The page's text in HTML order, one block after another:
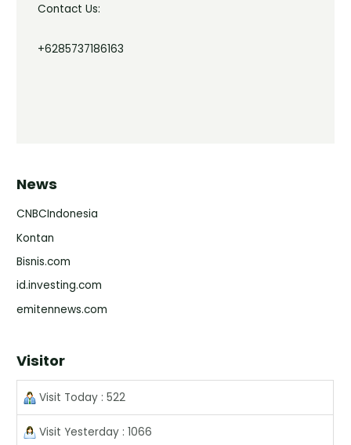
Contact Us:
+6285737186163
News
CNBCIndonesia
Kontan
Bisnis.com
id.investing.com
emitennews.com
Visitor
Visit Today : 522
Visit Yesterday : 1066